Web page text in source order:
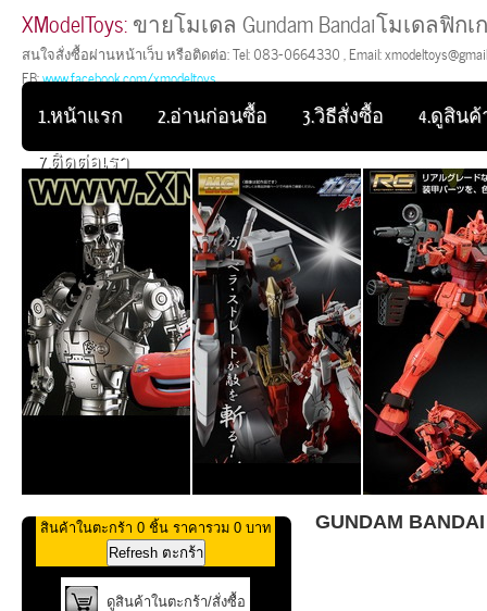
XModelToys: ขายโมเดล Gundam Bandaiโมเดลฟิ
สนใจสั่งซื้อผ่านหน้าเว็บ หรือติดต่อ: Tel: 083-0664330 , Email:
FB:www.facebook.com/xmodeltoys
1.หน้าแรก 2.อ่านก่อนซื้อ 3.วิธีสั่งซื้อ
4.ดูสิน
7.ติดต่อเรา
สินค้าในตะกร้า 0 ชิ้น ราคารวม 0 บาท
ดูสินค้าในตะกร้า/สั่งซื้อ
GUNDAM